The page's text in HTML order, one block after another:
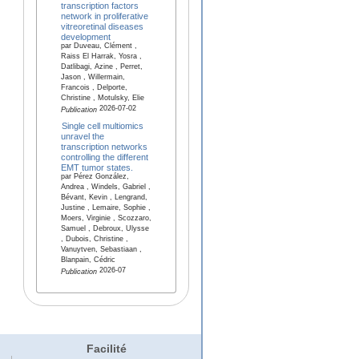
transcription factors
network in proliferative
vitreoretinal diseases
development
par Duveau, Clément ,
Raiss El Harrak, Yosra ,
Datlibagi, Azine , Perret,
Jason , Willermain,
Francois , Delporte,
Christine , Motulsky, Elie
Publication2026-07-02
Single cell multiomics
unravel the
transcription networks
controlling the different
EMT tumor states.
par Pérez González,
Andrea , Windels, Gabriel ,
Bévant, Kevin , Lengrand,
Justine , Lemaire, Sophie ,
Moers, Virginie , Scozzaro,
Samuel , Debroux, Ulysse
, Dubois, Christine ,
Vanuytven, Sebastiaan ,
Blanpain, Cédric
Publication2026-07
Facilité